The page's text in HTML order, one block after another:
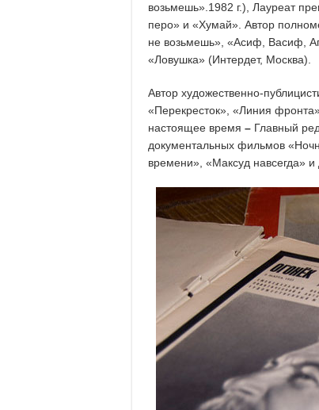
возьмешь».1982 г.), Лауреат
перо» и «Хумай». Автор
не возьмешь», «Асиф, Васиф,
«Ловушка» (Интердет, Москва).
Автор художественно-
«Перекресток», «Линия
настоящее время – Главный
документальных фильмов
времени», «Максуд навсегда» и